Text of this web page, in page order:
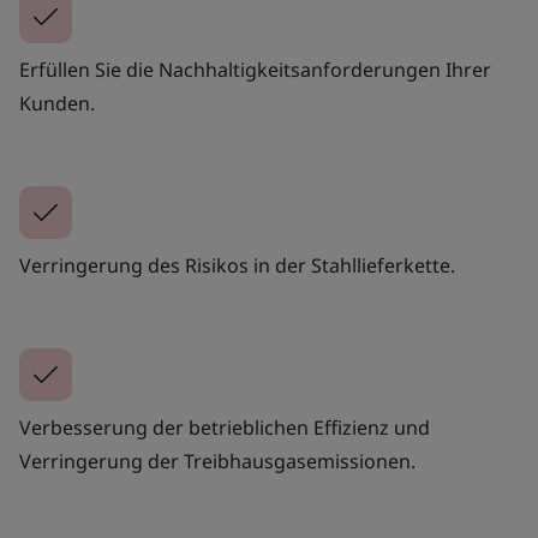
Erfüllen Sie die Nachhaltigkeitsanforderungen Ihrer
Kunden.
Verringerung des Risikos in der Stahllieferkette.
Verbesserung der betrieblichen Effizienz und
Verringerung der Treibhausgasemissionen.